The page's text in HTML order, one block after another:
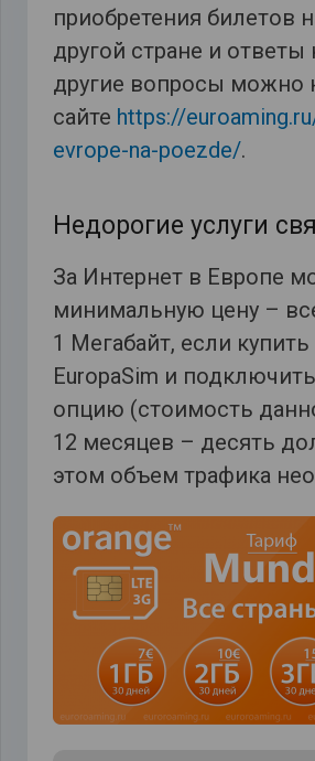
приобретения билетов
другой стране и ответы
другие вопросы можно
сайте https://
evrope-na-poezde/.
Недорогие услуги
За Интернет в Европе
минимальную цену –
1 Мегабайт, если
EuropaSim и
опцию (стоимость
12 месяцев – десять
этом объем трафика